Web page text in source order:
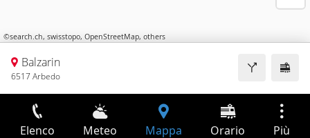
©search.ch, swisstopo, OpenStreetMap, others
Balzarin
6517 Arbedo
Elenco Meteo Mappa Orario Più